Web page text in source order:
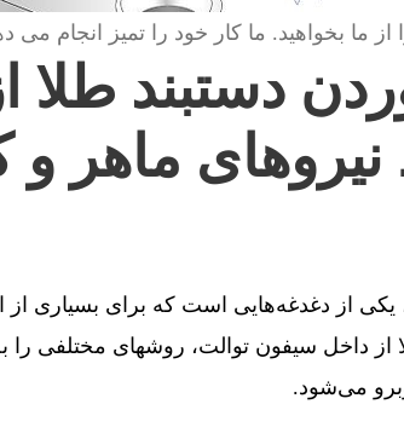
ما بخواهید. ما کار خود را تمیز انجام می
دستبند طلا
ماهر و
یکی از دغدغه‌هایی است که برای بسیاری
داخل سیفون توالت، روشهای مختلفی را
می‌شود.